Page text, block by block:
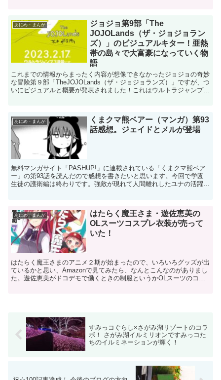
あにめ・まんが
ジョジョ第9部「The
JOJOLands（ザ・ジョジョラン
ズ）」のビジュアルキター！亜熱
帯の島々で大富豪になっていく物
語
これまでの情報からまったく内容が想像できなかったジョジョの奇妙
な冒険第９部「TheJOJOLands（ザ・ジョジョランズ）」ですが、つ
いにビジュアルと概要が発表されました！これはウルトラジャンプ２
あにめ・まんが
くまクマ熊ベアー（マンガ）第93
話感想。ジェイドとメルが登場
無料マンガサイト「PASHUP!」に連載されている「くまクマ熊ベア
ー」の第93話を読んだので感想を書きたいと思います。今回で学園
生徒の護衛編は終わりです。強敵が現れて人間離れしたユナの活躍で
あにめ・まんが
はたらく魔王さま・遊佐恵美の
OLスーツコスプレ衣装が売って
いた！
はたらく魔王さまのアニメ２期が始まったので、いろいろグッズが出
ているかと思い、Amazonで見てみたら、なんとこんなのがありまし
た。遊佐恵美がドコデモで働くときの制服というかOLスーツのコス
すみっコぐらし×さがみ湖リゾートのコラ
ボ！ さがみ湖イルミリオンですみっコた
ちのイルミネーションが輝く！